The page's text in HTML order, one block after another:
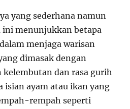
yang sederhana namun
ini menunjukkan betapa
menjaga warisan
dimasak dengan
dan rasa gurih
isian ayam atau ikan yang
rempah seperti